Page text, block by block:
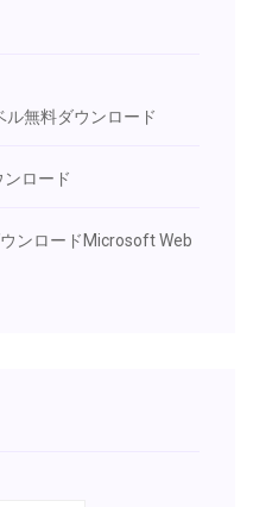
無料ダウンロード
ロード
ンロードMicrosoft Web